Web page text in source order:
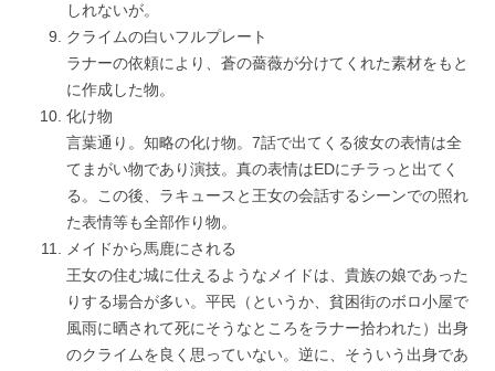
しれないが。
クライムの白いフルプレート
ラナーの依頼により、蒼の薔薇が分けてくれた素材をもと
に作成した物。
化け物
言葉通り。知略の化け物。7話で出てくる彼女の表情は全
てまがい物であり演技。真の表情はEDにチラっと出てく
る。この後、ラキュースと王女の会話するシーンでの照れ
た表情等も全部作り物。
メイドから馬鹿にされる
王女の住む城に仕えるようなメイドは、貴族の娘であった
りする場合が多い。平民（というか、貧困街のボロ小屋で
風雨に晒されて死にそうなところをラナー拾われた）出身
のクライムを良く思っていない。逆に、そういう出身であ